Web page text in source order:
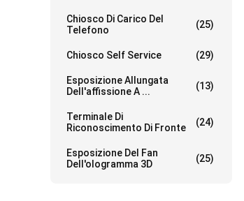
Chiosco Di Carico Del
Telefono
(25)
Chiosco Self Service (29)
Esposizione Allungata
Dell'affissione A ...
(13)
Terminale Di
Riconoscimento Di Fronte
(24)
Esposizione Del Fan
Dell'ologramma 3D
(25)